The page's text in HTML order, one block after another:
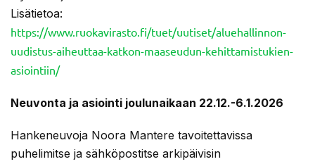
Lisätietoa:
https://www.ruokavirasto.fi/tuet/uutiset/aluehallinnon-
uudistus-aiheuttaa-katkon-maaseudun-kehittamistukien-
asiointiin/
Neuvonta ja asiointi joulunaikaan 22.12.-6.1.2026
Hankeneuvoja Noora Mantere tavoitettavissa
puhelimitse ja sähköpostitse arkipäivisin